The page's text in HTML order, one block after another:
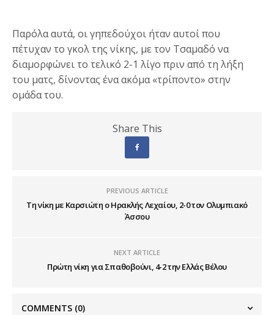
Παρόλα αυτά, οι γηπεδούχοι ήταν αυτοί που
πέτυχαν το γκολ της νίκης, με τον Τσαμαδό να
διαμορφώνει το τελικό 2-1 λίγο πριν από τη λήξη
του ματς, δίνοντας ένα ακόμα «τρίποντο» στην
ομάδα του.
Share This
PREVIOUS ARTICLE
Τη νίκη με Καρσιώτη ο Ηρακλής Λεχαίου, 2-0 τον Ολυμπιακό
Άσσου
NEXT ARTICLE
Πρώτη νίκη για Σπαθοβούνι, 4-2 την Ελλάς Βέλου
COMMENTS (0)